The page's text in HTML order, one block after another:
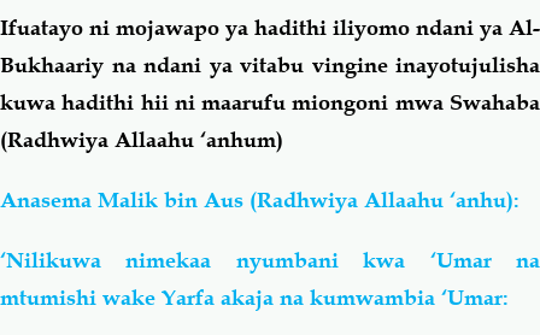
Ifuatayo ni mojawapo ya hadithi iliyomo ndani ya Al-
Bukhaariy na ndani ya vitabu vingine inayotujulisha
kuwa hadithi hii ni maarufu miongoni mwa Swahaba
(Radhwiya Allaahu ‘anhum)
Anasema Malik bin Aus (Radhwiya Allaahu ‘anhu):
‘Nilikuwa nimekaa nyumbani kwa ‘Umar na
mtumishi wake Yarfa akaja na kumwambia ‘Umar: